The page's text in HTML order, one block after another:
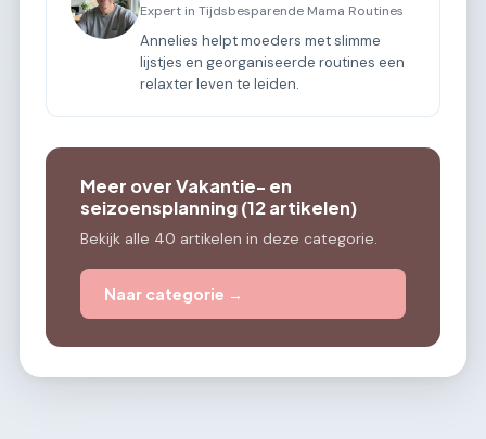
Expert in Tijdsbesparende Mama Routines
Annelies helpt moeders met slimme
lijstjes en georganiseerde routines een
relaxter leven te leiden.
Meer over Vakantie- en
seizoensplanning (12 artikelen)
Bekijk alle 40 artikelen in deze categorie.
Naar categorie →